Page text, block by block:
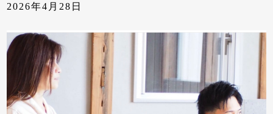
2026年4月28日